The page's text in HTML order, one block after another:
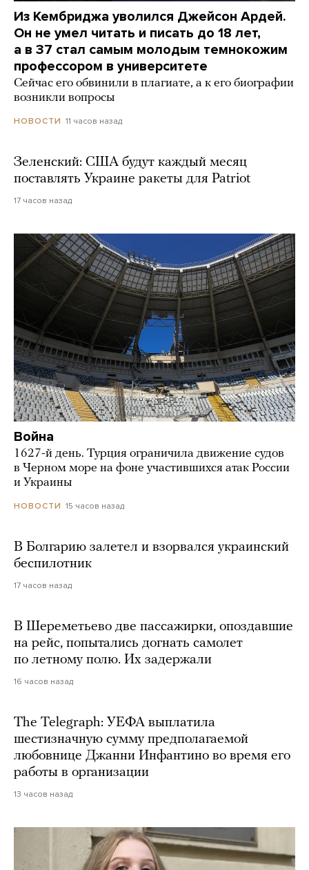
Из Кембриджа уволился Джейсон Ардей.
Он не умел читать и писать до 18 лет,
а в 37 стал самым молодым темнокожим
профессором в университете
Сейчас его обвинили в плагиате, а к его биографии
возникли вопросы
НОВОСТИ 11 часов назад
Зеленский: США будут каждый месяц
поставлять Украине ракеты для Patriot
17 часов назад
Война
1627-й день. Турция ограничила движение судов
в Черном море на фоне участившихся атак России
и Украины
НОВОСТИ 15 часов назад
В Болгарию залетел и взорвался украинский
беспилотник
17 часов назад
В Шереметьево две пассажирки, опоздавшие
на рейс, попытались догнать самолет
по летному полю. Их задержали
16 часов назад
The Telegraph: УЕФА выплатила
шестизначную сумму предполагаемой
любовнице Джанни Инфантино во время его
работы в организации
13 часов назад